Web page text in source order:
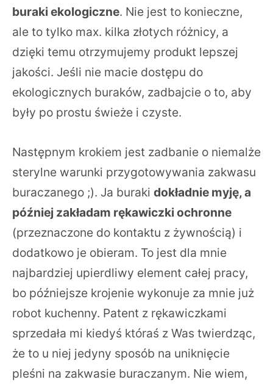
buraki ekologiczne. Nie jest to konieczne,
ale to tylko max. kilka złotych różnicy, a
dzięki temu otrzymujemy produkt lepszej
jakości. Jeśli nie macie dostępu do
ekologicznych buraków, zadbajcie o to, aby
były po prostu świeże i czyste.
Następnym krokiem jest zadbanie o niemalże
sterylne warunki przygotowywania zakwasu
buraczanego ;). Ja buraki dokładnie myję, a
później zakładam rękawiczki ochronne
(przeznaczone do kontaktu z żywnością) i
dodatkowo je obieram. To jest dla mnie
najbardziej upierdliwy element całej pracy,
bo późniejsze krojenie wykonuje za mnie już
robot kuchenny. Patent z rękawiczkami
sprzedała mi kiedyś któraś z Was twierdząc,
że to u niej jedyny sposób na uniknięcie
pleśni na zakwasie buraczanym. Nie wiem,